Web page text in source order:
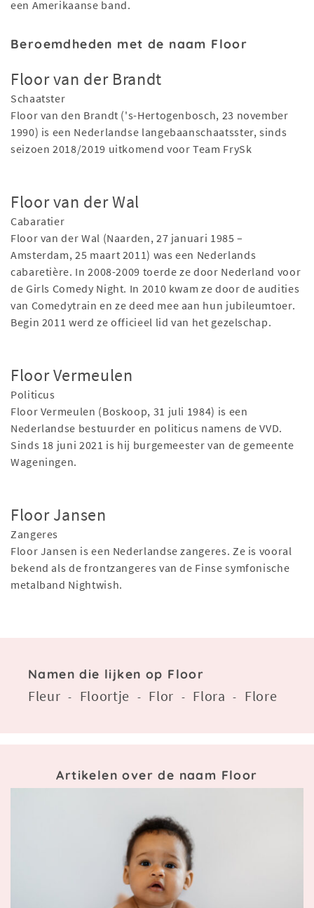
een Amerikaanse band.
Beroemdheden met de naam Floor
Floor van der Brandt
Schaatster
Floor van den Brandt ('s-Hertogenbosch, 23 november
1990) is een Nederlandse langebaanschaatsster, sinds
seizoen 2018/2019 uitkomend voor Team FrySk
Floor van der Wal
Cabaratier
Floor van der Wal (Naarden, 27 januari 1985 –
Amsterdam, 25 maart 2011) was een Nederlands
cabaretière. In 2008-2009 toerde ze door Nederland voor
de Girls Comedy Night. In 2010 kwam ze door de audities
van Comedytrain en ze deed mee aan hun jubileumtoer.
Begin 2011 werd ze officieel lid van het gezelschap.
Floor Vermeulen
Politicus
Floor Vermeulen (Boskoop, 31 juli 1984) is een
Nederlandse bestuurder en politicus namens de VVD.
Sinds 18 juni 2021 is hij burgemeester van de gemeente
Wageningen.
Floor Jansen
Zangeres
Floor Jansen is een Nederlandse zangeres. Ze is vooral
bekend als de frontzangeres van de Finse symfonische
metalband Nightwish.
Namen die lijken op Floor
Fleur - Floortje - Flor - Flora - Flore
Artikelen over de naam Floor